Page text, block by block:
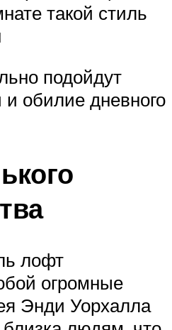
такой стиль
подойдут
и обилие дневного
лофт
огромные
Энди Уорхалла